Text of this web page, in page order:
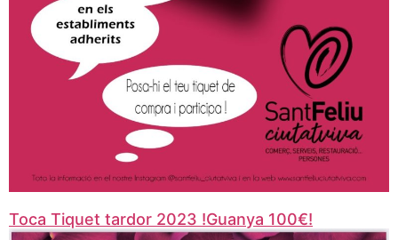
Toca Tiquet tardor 2023 !Guanya 100€!